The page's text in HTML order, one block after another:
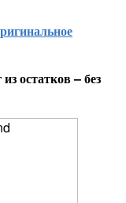
остатков – без